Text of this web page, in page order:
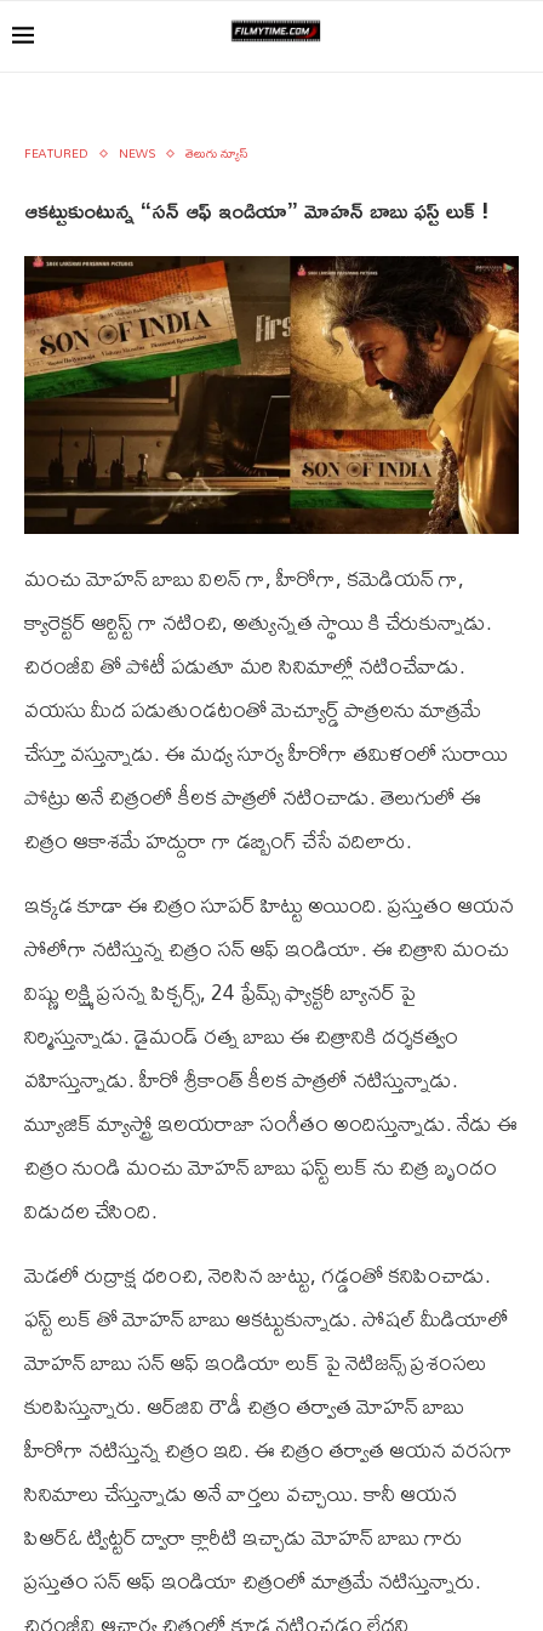
FEATURED NEWS తెలుగు న్యూస్
ఆకట్టుకుంటున్న “సన్ ఆఫ్ ఇండియా” మోహన్ బాబు ఫస్ట్ లుక్ !
మంచు మోహన్ బాబు విలన్ గా, హీరోగా, కమెడియన్ గా,
క్యారెక్టర్ ఆర్టిస్ట్ గా నటించి, అత్యున్నత స్థాయి కి చేరుకున్నాడు.
చిరంజీవి తో పోటీ పడుతూ మరి సినిమాల్లో నటించేవాడు.
వయసు మీద పడుతుండటంతో మెచ్యూర్డ్ పాత్రలను మాత్రమే
చేస్తూ వస్తున్నాడు. ఈ మధ్య సూర్య హీరోగా తమిళంలో సురాయి
పోట్రు అనే చిత్రంలో కీలక పాత్రలో నటించాడు. తెలుగులో ఈ
చిత్రం ఆకాశమే హద్దురా గా డబ్బింగ్ చేసే వదిలారు.
ఇక్కడ కూడా ఈ చిత్రం సూపర్ హిట్టు అయింది. ప్రస్తుతం ఆయన
సోలోగా నటిస్తున్న చిత్రం సన్ ఆఫ్ ఇండియా. ఈ చిత్రాని మంచు
విష్ణు లక్ష్మి ప్రసన్న పిక్చర్స్, 24 ఫ్రేమ్స్ ఫ్యాక్టరీ బ్యానర్ పై
నిర్మిస్తున్నాడు. డైమండ్ రత్న బాబు ఈ చిత్రానికి దర్శకత్వం
వహిస్తున్నాడు. హీరో శ్రీకాంత్ కీలక పాత్రలో నటిస్తున్నాడు.
మ్యూజిక్ మ్యాస్ట్రో ఇలయరాజా సంగీతం అందిస్తున్నాడు. నేడు ఈ
చిత్రం నుండి మంచు మోహన్ బాబు ఫస్ట్ లుక్ ను చిత్ర బృందం
విడుదల చేసింది.
మెడలో రుద్రాక్ష ధరించి, నెరిసిన జుట్టు, గడ్డంతో కనిపించాడు.
ఫస్ట్ లుక్ తో మోహన్ బాబు ఆకట్టుకున్నాడు. సోషల్ మీడియాలో
మోహన్ బాబు సన్ ఆఫ్ ఇండియా లుక్ పై నెటిజన్స్ ప్రశంసలు
కురిపిస్తున్నారు. ఆర్‌జి‌వి రౌడీ చిత్రం తర్వాత మోహన్ బాబు
హీరోగా నటిస్తున్న చిత్రం ఇది. ఈ చిత్రం తర్వాత ఆయన వరసగా
సినిమాలు చేస్తున్నాడు అనే వార్తలు వచ్చాయి. కానీ ఆయన
పి‌ఆర్‌ఓ ట్విట్టర్ ద్వారా క్లారీటి ఇచ్చాడు మోహన్ బాబు గారు
ప్రస్తుతం సన్ ఆఫ్ ఇండియా చిత్రంలో మాత్రమే నటిస్తున్నారు.